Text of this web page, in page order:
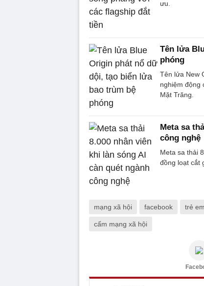
ưu.
Tên lửa
phóng
Tên lửa New
nghiệm động
Mặt Trăng.
Meta sa
công nghệ
Meta sa thải
đồng loạt cắt
mạng xã hội facebook trẻ em
cấm mạng xã hội